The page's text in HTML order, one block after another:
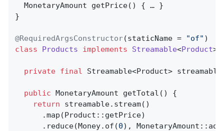
MonetaryAmount getPrice()
{ … }
}
@RequiredArgsConstructor(staticName = "of"
class
Products implements Streamable<Product>
private final Streamable<Product>
public MonetaryAmount getTotal ()
return streamable.stream()
      .map(Product::getPrice)
      .reduce(Money.of(
0),